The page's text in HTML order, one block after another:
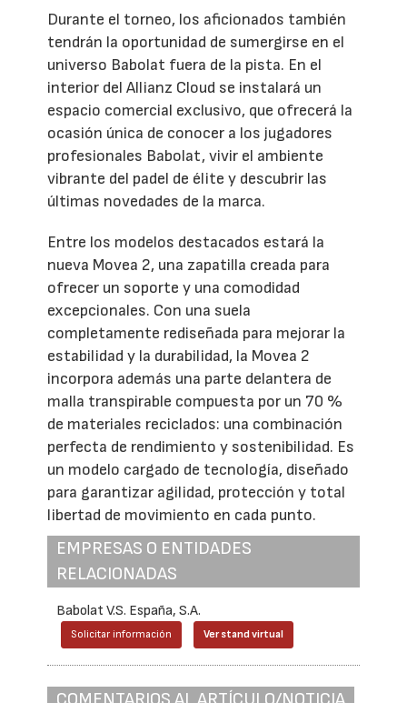
Durante el torneo, los aficionados también
tendrán la oportunidad de sumergirse en el
universo Babolat fuera de la pista. En el
interior del Allianz Cloud se instalará un
espacio comercial exclusivo, que ofrecerá la
ocasión única de conocer a los jugadores
profesionales Babolat, vivir el ambiente
vibrante del padel de élite y descubrir las
últimas novedades de la marca.
Entre los modelos destacados estará la
nueva Movea 2, una zapatilla creada para
ofrecer un soporte y una comodidad
excepcionales. Con una suela
completamente rediseñada para mejorar la
estabilidad y la durabilidad, la Movea 2
incorpora además una parte delantera de
malla transpirable compuesta por un 70 %
de materiales reciclados: una combinación
perfecta de rendimiento y sostenibilidad. Es
un modelo cargado de tecnología, diseñado
para garantizar agilidad, protección y total
libertad de movimiento en cada punto.
EMPRESAS O ENTIDADES
RELACIONADAS
Babolat V.S. España, S.A.
Solicitar información Ver stand virtual